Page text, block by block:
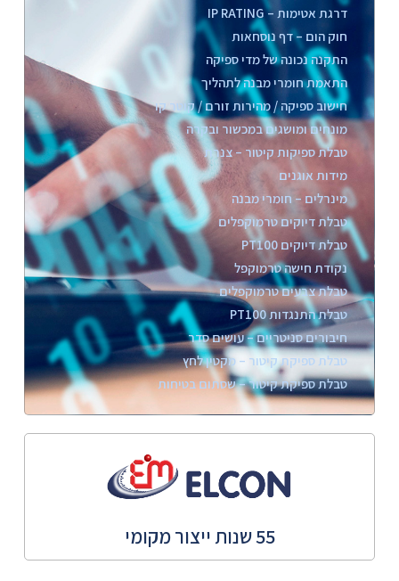
דרגת אטימות – IP RATING
חוק הום – דף נוסחאות
התקנה נכונה של מדי ספיקה
התאמת חומרי מבנה לתהליך
חישוב ספיקה / מהירות זורם / קוטר קו
מונחים ומושגים במכשור ובקרה
טבלת ספיקות קיטור – צנרת
מידות אוגנים
מינרלים – חומרי מבנה
טבלת דיוקים טרמוקפלים
טבלת דיוקים PT100
נקודת חישה טרמוקפל
טבלת צבעים טרמוקפלים
טבלת התנגדות PT100
חיבורים סניטריים – עושים סדר
טבלת ספיקת קיטור – מקטין לחץ
טבלת ספיקת קיטור – שסתום בטיחות
55 שנות ייצור מקומי